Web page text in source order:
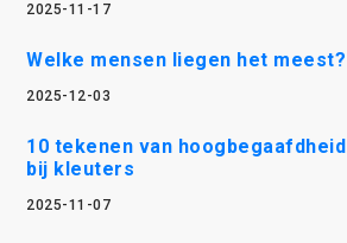
2025-11-17
Welke mensen liegen het meest?
2025-12-03
10 tekenen van hoogbegaafdheid
bij kleuters
2025-11-07